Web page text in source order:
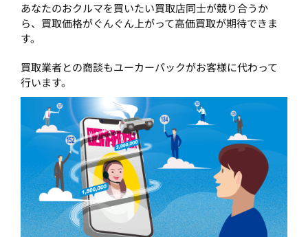
あなたのおクルマを買いたい買取店同士が競り合うか
ら、買取価格がぐんぐん上がって高価買取が期待できま
す。
買取業者との商談もユーカーパックがお客様に代わって
行います。